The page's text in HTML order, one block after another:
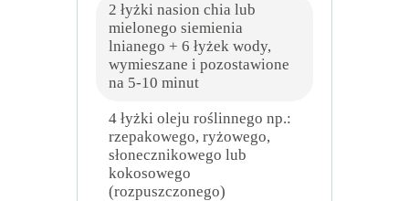
2 łyżki nasion chia lub
mielonego siemienia
lnianego + 6 łyżek wody,
wymieszane i pozostawione
na 5-10 minut
4 łyżki oleju roślinnego np.:
rzepakowego, ryżowego,
słonecznikowego lub
kokosowego
(rozpuszczonego)